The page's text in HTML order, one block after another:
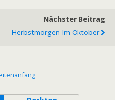
Nächster Beitrag
Herbstmorgen Im Oktober